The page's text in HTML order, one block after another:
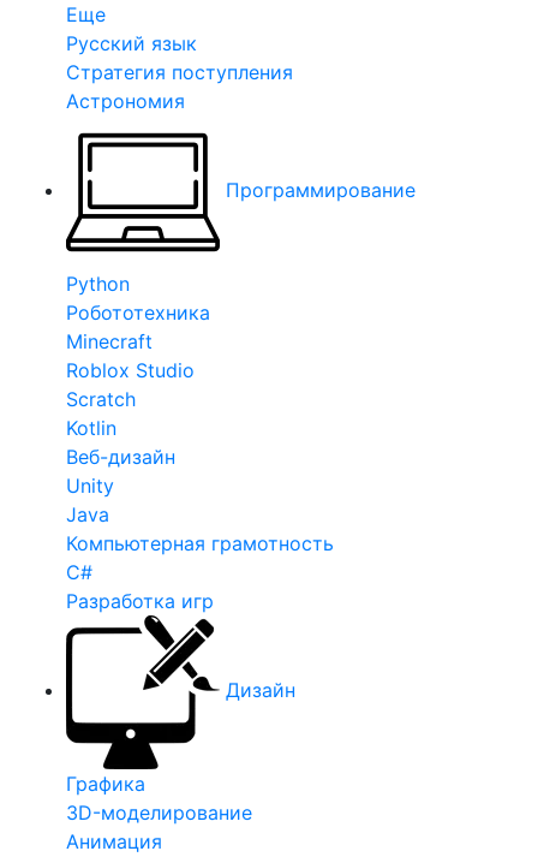
Еще
Русский язык
Стратегия поступления
Астрономия
Программирование
Python
Робототехника
Minecraft
Roblox Studio
Scratch
Kotlin
Веб-дизайн
Unity
Java
Компьютерная грамотность
C#
Разработка игр
Дизайн
Графика
3D-моделирование
Анимация